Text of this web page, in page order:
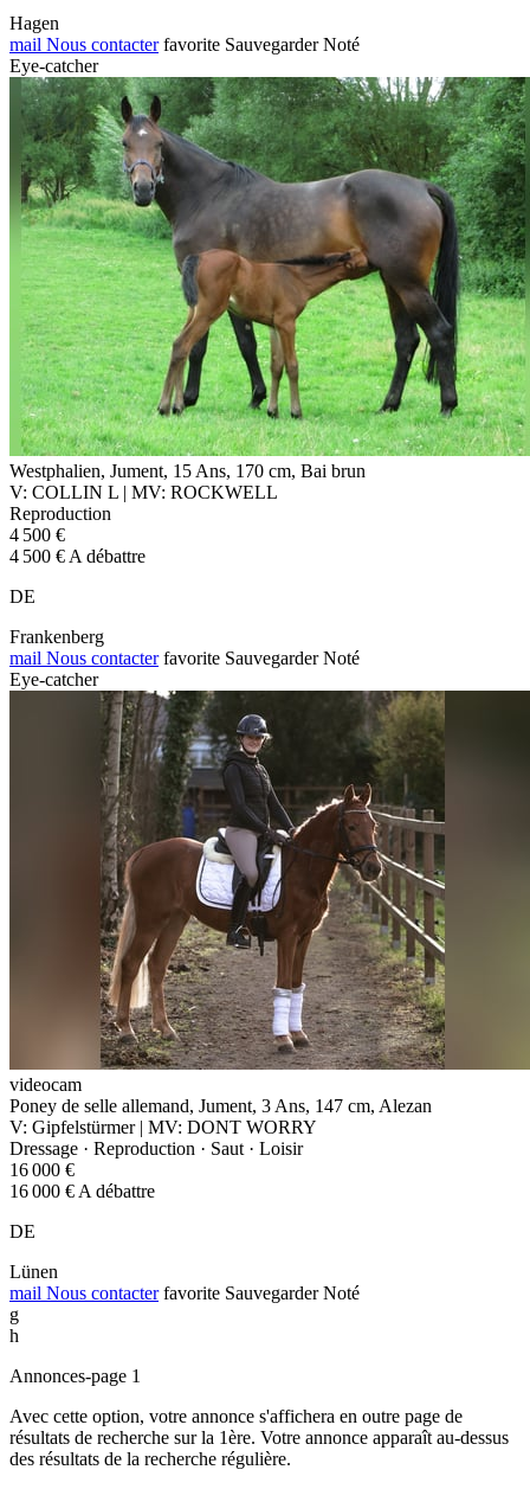
Hagen
mail Nous contacter favorite Sauvegarder Noté
Eye-catcher
Westphalien, Jument, 15 Ans, 170 cm, Bai brun
V: COLLIN L | MV: ROCKWELL
Reproduction
4 500 €
4 500 € A débattre
DE
Frankenberg
mail Nous contacter favorite Sauvegarder Noté
Eye-catcher
videocam
Poney de selle allemand, Jument, 3 Ans, 147 cm, Alezan
V: Gipfelstürmer | MV: DONT WORRY
Dressage · Reproduction · Saut · Loisir
16 000 €
16 000 € A débattre
DE
Lünen
mail Nous contacter favorite Sauvegarder Noté
g
h
Annonces-page 1
Avec cette option, votre annonce s'affichera en outre page de
résultats de recherche sur la 1ère. Votre annonce apparaît au-dessus
des résultats de la recherche régulière.